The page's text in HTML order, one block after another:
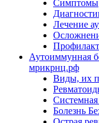
Симптомы
Лечение
Аутоиммунная
мрикрнц.рф
Виды, их
Системная
Болезнь